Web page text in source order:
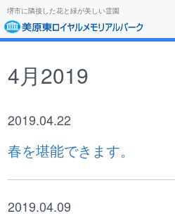
堺市に隣接した花と緑が美しい霊園
4月2019
2019.04.22
春を堪能できます。
2019.04.09